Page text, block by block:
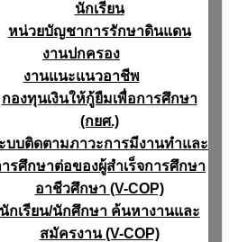
นักเรียน
หน่วยบัญชาการรักษาดินแดน
งานปกครอง
งานแนะแนวอาชีพ
กองทุนเงินให้กู้ยืมเพื่อการศึกษา
(กยศ.)
บบติดตามภาวะการมีงานทำและ
รศึกษาต่อของผู้สำเร็จการศึกษา
อาชีวศึกษา (V-COP)
นักเรียน/นักศึกษา ค้นหางานและ
สมัครงาน (V-COP)